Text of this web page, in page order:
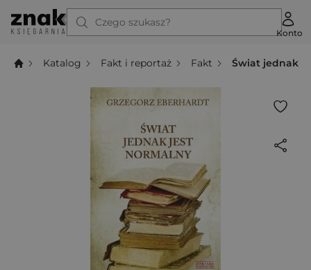
Czego szukasz?
Konto
Katalog Fakt i reportaż Fakt Świat jednak